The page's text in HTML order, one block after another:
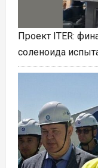
Проект ITER:
соленоида